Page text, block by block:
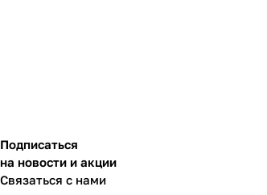
Подписаться
на новости и акции
Связаться с нами